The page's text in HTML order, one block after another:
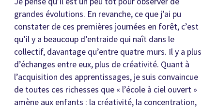
grandes évolutions. En revanche, ce que j’ai pu
constater de ces premières journées en forêt, c’est
qu’il y a beaucoup d’entraide qui naît dans le
collectif, davantage qu’entre quatre murs. Il y a plus
d’échanges entre eux, plus de créativité. Quant à
l’acquisition des apprentissages, je suis convaincue
de toutes ces richesses que « l’école à ciel ouvert »
amène aux enfants : la créativité, la concentration,